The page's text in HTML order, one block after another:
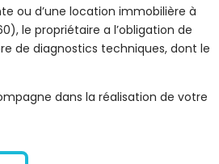
ou d’une location immobilière à
le propriétaire a l’obligation de
de diagnostics techniques, dont le
dans la réalisation de votre